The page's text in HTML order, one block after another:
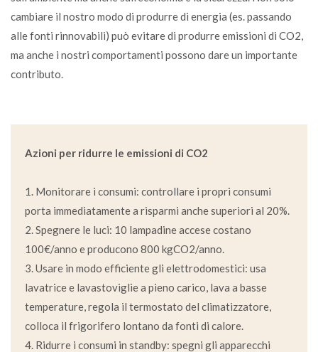
cambiare il nostro modo di produrre di energia (es. passando
alle fonti rinnovabili) può evitare di produrre emissioni di CO2,
ma anche i nostri comportamenti possono dare un importante
contributo.
Azioni per ridurre le emissioni di CO2
1. Monitorare i consumi: controllare i propri consumi
porta immediatamente a risparmi anche superiori al 20%.
2. Spegnere le luci: 10 lampadine accese costano
100€/anno e producono 800 kgCO2/anno.
3. Usare in modo efficiente gli elettrodomestici: usa
lavatrice e lavastoviglie a pieno carico, lava a basse
temperature, regola il termostato del climatizzatore,
colloca il frigorifero lontano da fonti di calore.
4. Ridurre i consumi in standby: spegni gli apparecchi